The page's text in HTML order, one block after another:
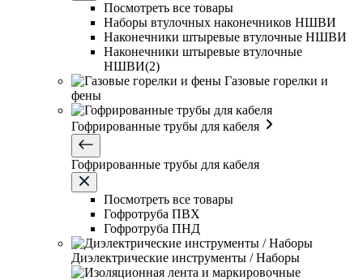
Посмотреть все товары
Наборы втулочных наконечников НШВИ
Наконечники штыревые втулочные НШВИ
Наконечники штыревые втулочные
НШВИ(2)
Газовые горелки и
фены
Гофрированные трубы для кабеля
Гофрированные трубы для кабеля
Посмотреть все товары
Гофротруба ПВХ
Гофротруба ПНД
Диэлектрические инструменты / Наборы